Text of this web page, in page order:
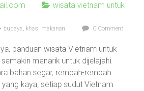
wisata vietnam untuk
budaya, khas, makanan 0 Comment
panduan wisata Vietnam untuk
menarik untuk dijelajahi.
bahan segar, rempah-rempah
kaya, setiap sudut Vietnam